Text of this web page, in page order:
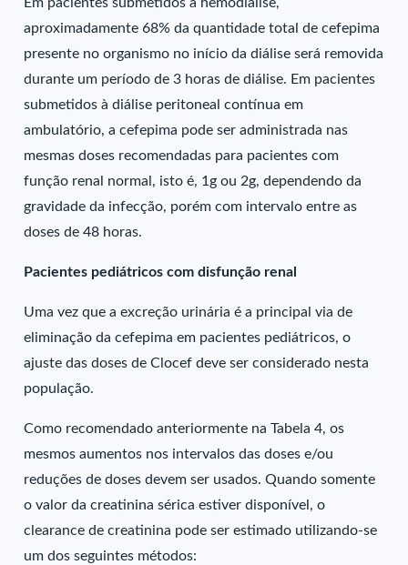
aproximadamente 68% da quantidade total de cefepima
presente no organismo no início da diálise será removida
durante um período de 3 horas de diálise. Em pacientes
submetidos à diálise peritoneal contínua em
ambulatório, a cefepima pode ser administrada nas
mesmas doses recomendadas para pacientes com
função renal normal, isto é, 1g ou 2g, dependendo da
gravidade da infecção, porém com intervalo entre as
doses de 48 horas.
Pacientes pediátricos com disfunção renal
Uma vez que a excreção urinária é a principal via de
eliminação da cefepima em pacientes pediátricos, o
ajuste das doses de Clocef deve ser considerado nesta
população.
Como recomendado anteriormente na Tabela 4, os
mesmos aumentos nos intervalos das doses e/ou
reduções de doses devem ser usados. Quando somente
o valor da creatinina sérica estiver disponível, o
clearance de creatinina pode ser estimado utilizando-se
um dos seguintes métodos: